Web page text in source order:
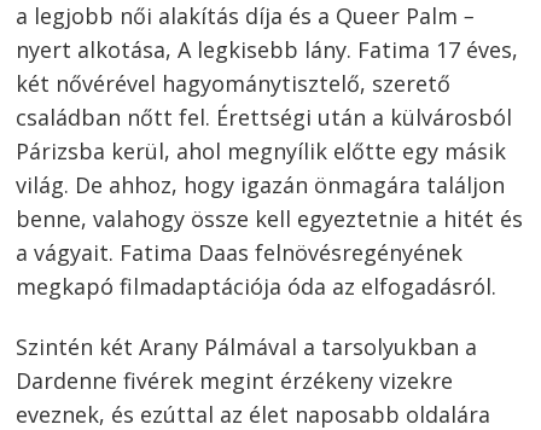
a legjobb női alakítás díja és a Queer Palm–
nyert alkotása, A legkisebb lány. Fatima 17 éves,
két nővérével hagyománytisztelő, szerető
családban nőtt fel. Érettségi után a külvárosból
Párizsba kerül, ahol megnyílik előtte egy másik
világ. De ahhoz, hogy igazán önmagára találjon
benne, valahogy össze kell egyeztetnie a hitét és
a vágyait. Fatima Daas felnövésregényének
megkapó filmadaptációja óda az elfogadásról.
Szintén két Arany Pálmával a tarsolyukban a
Dardenne fivérek megint érzékeny vizekre
eveznek, és ezúttal az élet naposabb oldalára